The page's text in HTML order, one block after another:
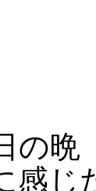
の晩
じ